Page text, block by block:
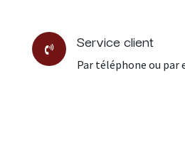
Service client
Par téléphone ou par